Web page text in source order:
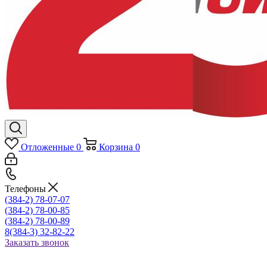
Отложенные 0 Корзина 0
Телефоны
(384-2) 78-07-07
(384-2) 78-00-85
(384-2) 78-00-89
8(384-3) 32-82-22
Заказать звонок